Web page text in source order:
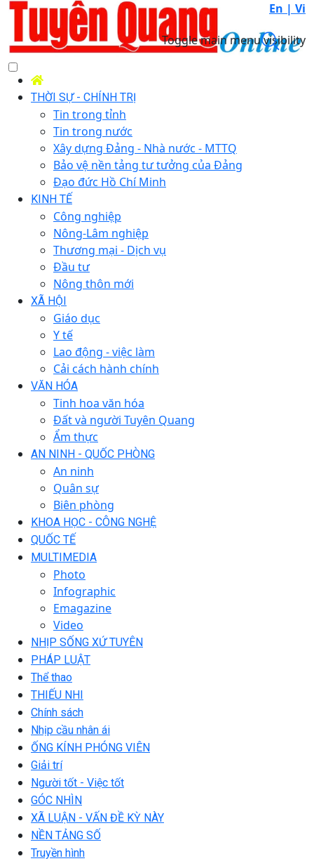
En | Vi
Toggle main menu visibility
THỜI SỰ - CHÍNH TRỊ
Tin trong tỉnh
Tin trong nước
Xây dựng Đảng - Nhà nước - MTTQ
Bảo vệ nền tảng tư tưởng của Đảng
Đạo đức Hồ Chí Minh
KINH TẾ
Công nghiệp
Nông-Lâm nghiệp
Thương mại - Dịch vụ
Đầu tư
Nông thôn mới
XÃ HỘI
Giáo dục
Y tế
Lao động - việc làm
Cải cách hành chính
VĂN HÓA
Tinh hoa văn hóa
Đất và người Tuyên Quang
Ẩm thực
AN NINH - QUỐC PHÒNG
An ninh
Quân sự
Biên phòng
KHOA HỌC - CÔNG NGHỆ
QUỐC TẾ
MULTIMEDIA
Photo
Infographic
Emagazine
Video
NHỊP SỐNG XỨ TUYÊN
PHÁP LUẬT
Thể thao
THIẾU NHI
Chính sách
Nhịp cầu nhân ái
ỐNG KÍNH PHÓNG VIÊN
Giải trí
Người tốt - Việc tốt
GÓC NHÌN
XÃ LUẬN - VẤN ĐỀ KỲ NÀY
NỀN TẢNG SỐ
Truyền hình